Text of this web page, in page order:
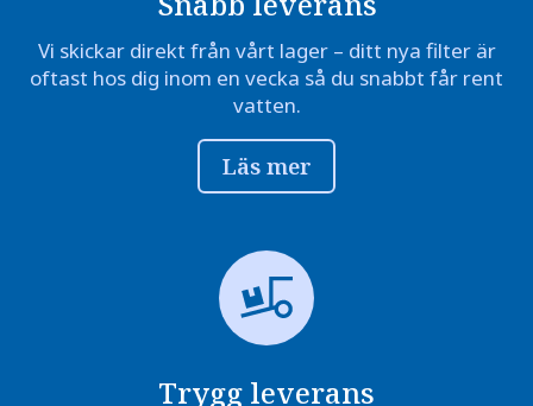
Vi skickar direkt från vårt lager – ditt nya filter är
oftast hos dig inom en vecka så du snabbt får rent
vatten.
Läs mer
Trygg leverans